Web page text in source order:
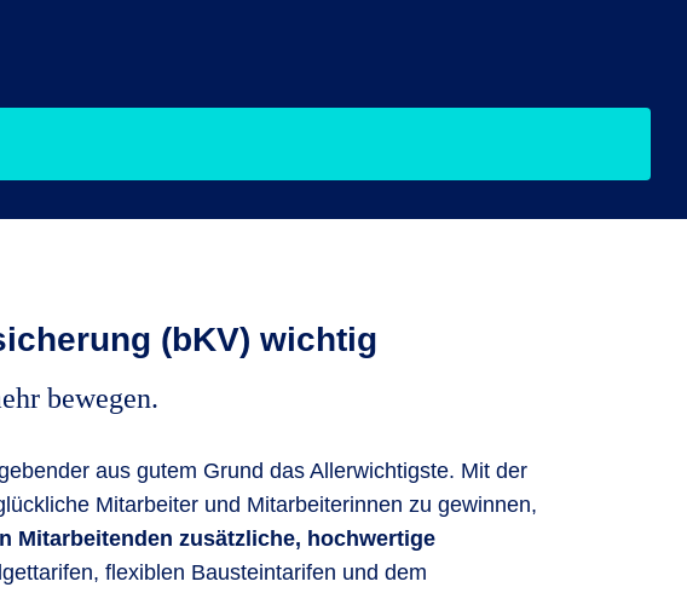
(bKV) wichtig
bewegen.
aus gutem Grund das Allerwichtigste. Mit der
Mitarbeiter und Mitarbeiterinnen zu gewinnen,
Mitarbeitenden zusätzliche, hochwertige
flexiblen Bausteintarifen und dem